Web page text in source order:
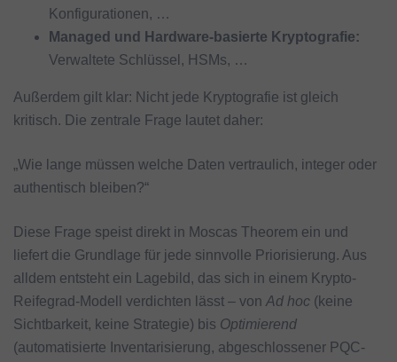
Konfigurationen, …
Managed und Hardware-basierte Kryptografie:
Verwaltete Schlüssel, HSMs, …
Außerdem gilt klar: Nicht jede Kryptografie ist gleich
kritisch. Die zentrale Frage lautet daher:
„Wie lange müssen welche Daten vertraulich, integer oder
authentisch bleiben?“
Diese Frage speist direkt in Moscas Theorem ein und
liefert die Grundlage für jede sinnvolle Priorisierung. Aus
alldem entsteht ein Lagebild, das sich in einem Krypto-
Reifegrad-Modell verdichten lässt – von Ad hoc (keine
Sichtbarkeit, keine Strategie) bis Optimierend
(automatisierte Inventarisierung, abgeschlossener PQC-